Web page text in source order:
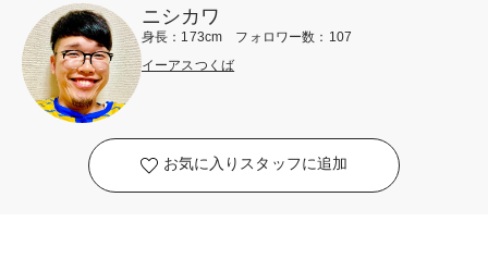
ニシカワ
身長：173cm フォロワー数：107
イーアスつくば
お気に入りスタッフに追加